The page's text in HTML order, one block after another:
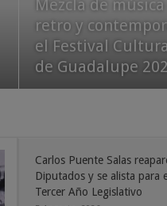
Mezcla de
retro y
el Festival
de Guadalupe
privada de la
operativo
Fuerzas de
fortalece vínculos
para ampliar
estudiantes
Carlos Puente Salas
Diputados y se alista para
Tercer Año Legislativo